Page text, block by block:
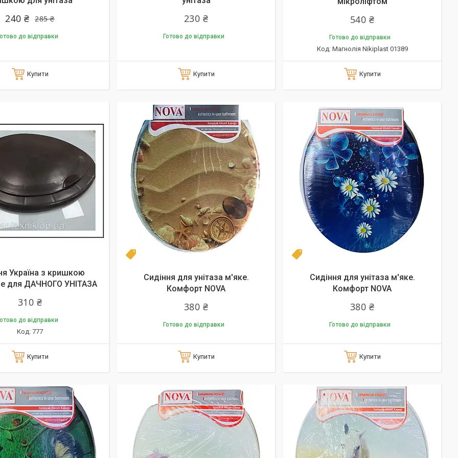
285 ₴
240 ₴
до відправки
Купити
230 ₴
Готово до відправки
Купити
540 ₴
Готово до відправки
Магнолія Nikiplast 01389
Купити
Україна з кришкою
для ДАЧНОГО УНІТАЗА
310 ₴
до відправки
777
Купити
Сидіння для унітаза м'яке.
Комфорт NOVA
380 ₴
Готово до відправки
Купити
Сидіння для унітаза м'яке.
Комфорт NOVA
380 ₴
Готово до відправки
Купити